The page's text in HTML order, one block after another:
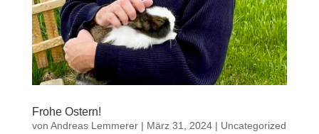
Frohe Ostern!
von Andreas Lemmerer| März 31, 2024| Uncategorized